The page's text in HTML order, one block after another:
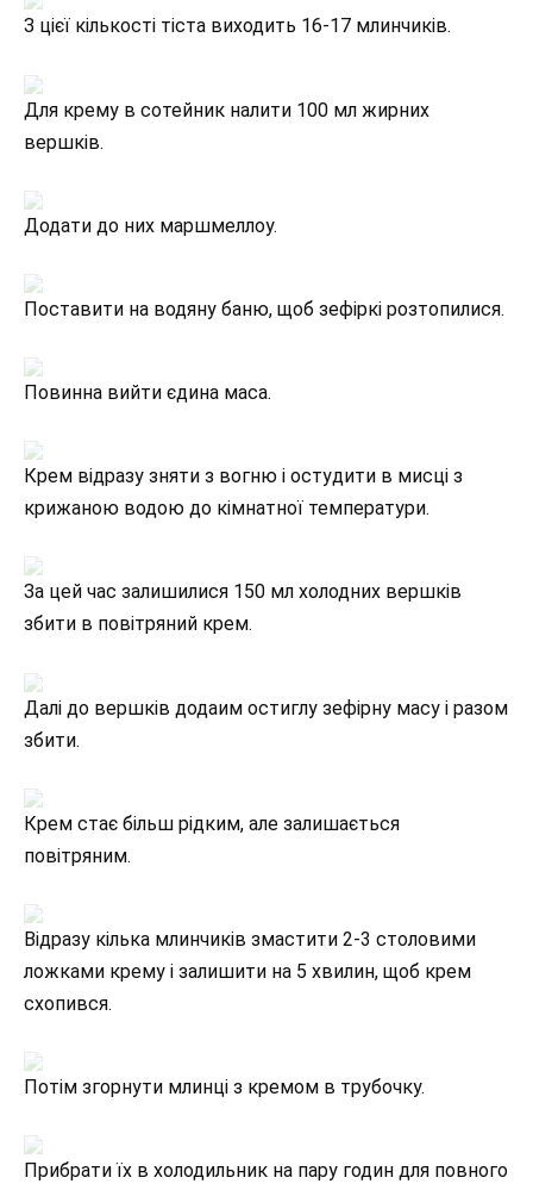
З цієї кількості тіста виходить 16-17 млинчиків.
Для крему в сотейник налити 100 мл жирних
вершків.
Додати до них маршмеллоу.
Поставити на водяну баню, щоб зефіркі розтопилися.
Повинна вийти єдина маса.
Крем відразу зняти з вогню і остудити в мисці з
крижаною водою до кімнатної температури.
За цей час залишилися 150 мл холодних вершків
збити в повітряний крем.
Далі до вершків додаим остиглу зефірну масу і разом
збити.
Крем стає більш рідким, але залишається
повітряним.
Відразу кілька млинчиків змастити 2-3 столовими
ложками крему і залишити на 5 хвилин, щоб крем
схопився.
Потім згорнути млинці з кремом в трубочку.
Прибрати їх в холодильник на пару годин для повного